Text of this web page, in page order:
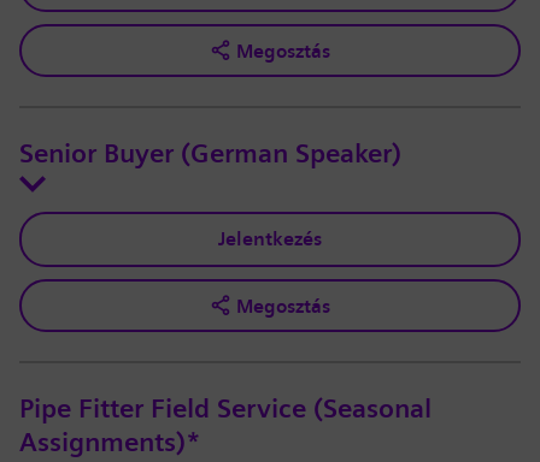
Megosztás
Senior Buyer (German Speaker)
Jelentkezés
Megosztás
Pipe Fitter Field Service (Seasonal
Assignments)*